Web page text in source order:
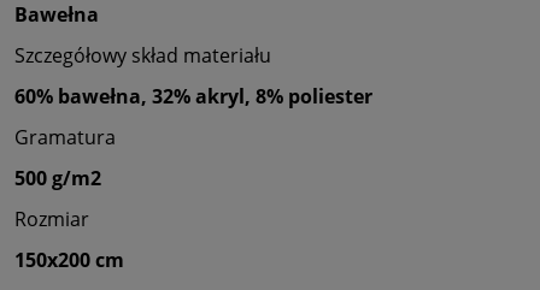
Bawełna
Szczegółowy skład materiału
60% bawełna, 32% akryl, 8% poliester
Gramatura
500 g/m2
Rozmiar
150x200 cm